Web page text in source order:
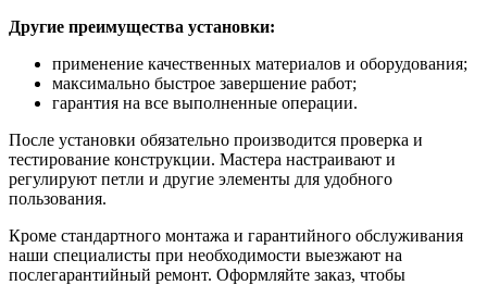
Другие преимущества установки:
применение качественных материалов и оборудования;
максимально быстрое завершение работ;
гарантия на все выполненные операции.
После установки обязательно производится проверка и
тестирование конструкции. Мастера настраивают и
регулируют петли и другие элементы для удобного
пользования.
Кроме стандартного монтажа и гарантийного обслуживания
наши специалисты при необходимости выезжают на
послегарантийный ремонт. Оформляйте заказ, чтобы